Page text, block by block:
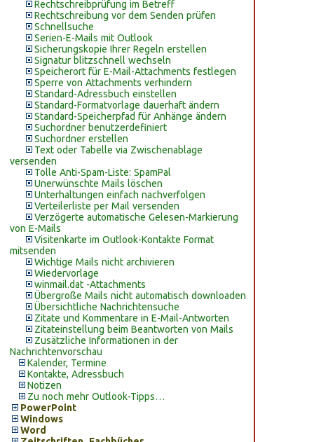
Rechtschreibprüfung im Betreff
Rechtschreibung vor dem Senden prüfen
Schnellsuche
Serien-E-Mails mit Outlook
Sicherungskopie Ihrer Regeln erstellen
Signatur blitzschnell wechseln
Speicherort für E-Mail-Attachments festlegen
Sperre von Attachments verhindern
Standard-Adressbuch einstellen
Standard-Formatvorlage dauerhaft ändern
Standard-Speicherpfad für Anhänge ändern
Suchordner benutzerdefiniert
Suchordner erstellen
Text oder Tabelle via Zwischenablage
versenden
Tolle Anti-Spam-Liste: SpamPal
Unerwünschte Mails löschen
Unterhaltungen einfach nachverfolgen
Verteilerliste per Mail versenden
Verzögerte automatische Gelesen-Markierung
von E-Mails
Visitenkarte im Outlook-Kontakte Format
mitsenden
Wichtige Mails nicht archivieren
Wiedervorlage
winmail.dat -Attachments
Übergroße Mails nicht automatisch downloaden
Übersichtliche Nachrichtensuche
Zitate und Kommentare in E-Mail-Antworten
Zitateinstellung beim Beantworten von Mails
Zusätzliche Informationen in der
Nachrichtenvorschau
Kalender, Termine
Kontakte, Adressbuch
Notizen
Zu noch mehr Outlook-Tipps…
PowerPoint
Windows
Word